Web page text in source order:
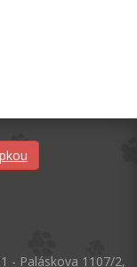
- Paláskova 1107/2,